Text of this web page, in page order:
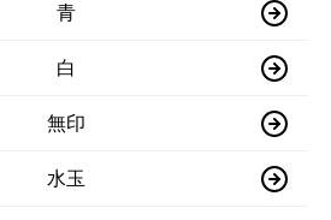
青
白
無印
水玉